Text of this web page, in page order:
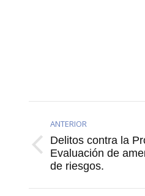
ANTERIOR
Publicación
anterior:
Delitos contra la
Evaluación de
de riesgos.